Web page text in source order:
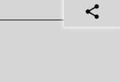
share